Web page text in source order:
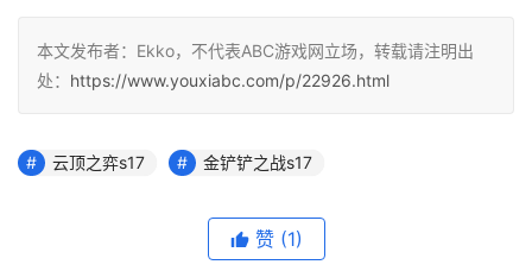
本文发布者：Ekko，不代表ABC游戏网立场，转载请注明出
处： https://www.youxiabc.com/p/22926.html
云顶之弈s17 金铲铲之战s17
赞 (1)